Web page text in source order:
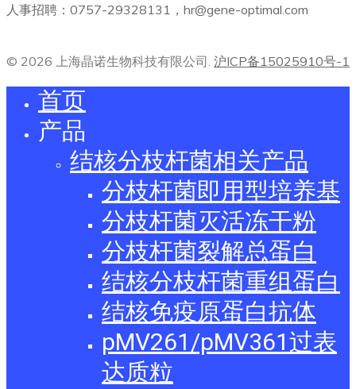
人事招聘：0757-29328131，hr@gene-optimal.com
© 2026 上海晶诺生物科技有限公司. 沪ICP备15025910号-1
首页
产品
结核分枝杆菌相关产品
分枝杆菌即用型培养基
分枝杆菌灭活冻干粉
分枝杆菌裂解总蛋白
结核分枝杆菌重组蛋白
结核免疫原蛋白抗体
pMV261/pMV361过表
达质粒